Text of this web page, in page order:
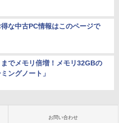
な中古PC情報はこのページで
でメモリ倍増！メモリ32GBの
ングノート」
お問い合わせ